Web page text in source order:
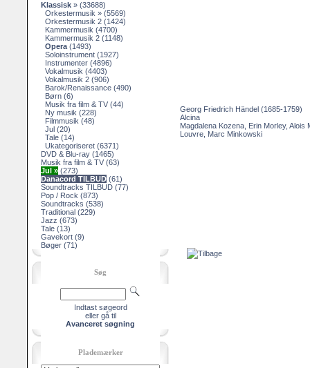
Klassisk » (33688)
Orkestermusik » (5569)
Orkestermusik 2 (1424)
Kammermusik (4700)
Kammermusik 2 (1148)
Opera (1493)
Soloinstrument (1927)
Instrumenter (4896)
Vokalmusik (4403)
Vokalmusik 2 (906)
Barok/Renaissance (490)
Børn (6)
Musik fra film & TV (44)
Ny musik (228)
Filmmusik (48)
Jul (20)
Tale (14)
Ukategoriseret (6371)
DVD & Blu-ray (1465)
Musik fra film & TV (63)
Jul » (273)
Danacord TILBUD (61)
Soundtracks TILBUD (77)
Pop / Rock (873)
Soundtracks (538)
Traditional (229)
Jazz (673)
Tale (13)
Gavekort (9)
Bøger (71)
Søg
Indtast søgeord
eller gå til
Avanceret søgning
Plademærker
Georg Friedrich Händel (1685-1759)
Alcina
Magdalena Kozena, Erin Morley,
Louvre, Marc Minkowski